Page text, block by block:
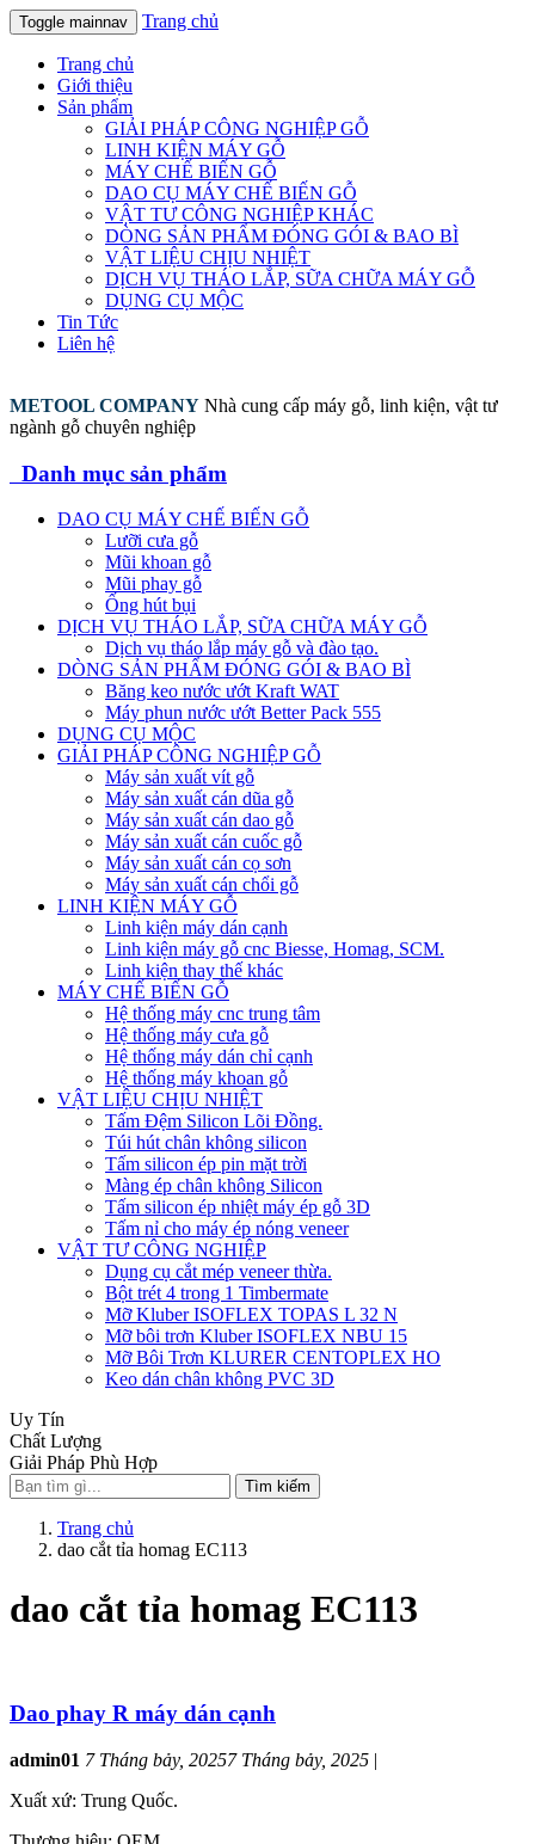
Toggle mainnav Trang chủ
Trang chủ
Giới thiệu
Sản phẩm
GIẢI PHÁP CÔNG NGHIỆP GỖ
LINH KIỆN MÁY GỖ
MÁY CHẾ BIẾN GỖ
DAO CỤ MÁY CHẾ BIẾN GỖ
VẬT TƯ CÔNG NGHIỆP KHÁC
DÒNG SẢN PHẨM ĐÓNG GÓI & BAO BÌ
VẬT LIỆU CHỊU NHIỆT
DỊCH VỤ THÁO LẮP, SỮA CHỮA MÁY GỖ
DỤNG CỤ MỘC
Tin Tức
Liên hệ
METOOL COMPANY Nhà cung cấp máy gỗ, linh kiện, vật tư
ngành gỗ chuyên nghiệp
Danh mục sản phẩm
DAO CỤ MÁY CHẾ BIẾN GỖ
Lưỡi cưa gỗ
Mũi khoan gỗ
Mũi phay gỗ
Ống hút bụi
DỊCH VỤ THÁO LẮP, SỮA CHỮA MÁY GỖ
Dịch vụ tháo lắp máy gỗ và đào tạo.
DÒNG SẢN PHẨM ĐÓNG GÓI & BAO BÌ
Băng keo nước ướt Kraft WAT
Máy phun nước ướt Better Pack 555
DỤNG CỤ MỘC
GIẢI PHÁP CÔNG NGHIỆP GỖ
Máy sản xuất vít gỗ
Máy sản xuất cán dũa gỗ
Máy sản xuất cán dao gỗ
Máy sản xuất cán cuốc gỗ
Máy sản xuất cán cọ sơn
Máy sản xuất cán chổi gỗ
LINH KIỆN MÁY GỖ
Linh kiện máy dán cạnh
Linh kiện máy gỗ cnc Biesse, Homag, SCM.
Linh kiện thay thế khác
MÁY CHẾ BIẾN GỖ
Hệ thống máy cnc trung tâm
Hệ thống máy cưa gỗ
Hệ thống máy dán chỉ cạnh
Hệ thống máy khoan gỗ
VẬT LIỆU CHỊU NHIỆT
Tấm Đệm Silicon Lõi Đồng.
Túi hút chân không silicon
Tấm silicon ép pin mặt trời
Màng ép chân không Silicon
Tấm silicon ép nhiệt máy ép gỗ 3D
Tấm nỉ cho máy ép nóng veneer
VẬT TƯ CÔNG NGHIỆP
Dụng cụ cắt mép veneer thừa.
Bột trét 4 trong 1 Timbermate
Mỡ Kluber ISOFLEX TOPAS L 32 N
Mỡ bôi trơn Kluber ISOFLEX NBU 15
Mỡ Bôi Trơn KLURER CENTOPLEX HO
Keo dán chân không PVC 3D
Uy Tín
Chất Lượng
Giải Pháp Phù Hợp
Tìm kiếm
Trang chủ
dao cắt tỉa homag EC113
dao cắt tỉa homag EC113
Dao phay R máy dán cạnh
admin01 7 Tháng bảy, 20257 Tháng bảy, 2025 |
Xuất xứ: Trung Quốc.